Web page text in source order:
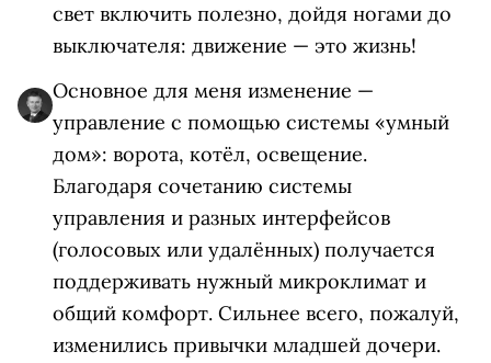
свет включить полезно, дойдя ногами до
выключателя: движение — это жизнь!
Основное для меня изменение —
управление с помощью системы «умный
дом»: ворота, котёл, освещение.
Благодаря сочетанию системы
управления и разных интерфейсов
(голосовых или удалённых) получается
поддерживать нужный микроклимат и
общий комфорт. Сильнее всего, пожалуй,
изменились привычки младшей дочери.